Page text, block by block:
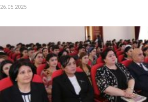
26.05.2025